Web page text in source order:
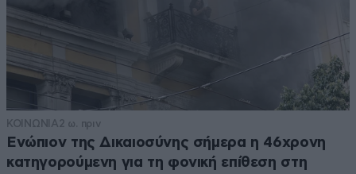
ΚΟΙΝΩΝΙΑ2 ω. πριν
Ενώπιον της Δικαιοσύνης σήμερα η 46χρονη
κατηγορούμενη για τη φονική επίθεση στη